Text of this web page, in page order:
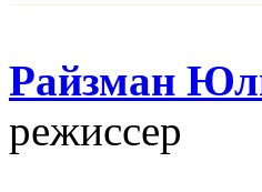
Райзман
режисcер